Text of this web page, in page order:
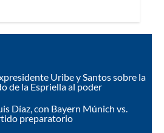
Uribe y Santos sobre la
de la Espriella al poder
Díaz, con Bayern Múnich vs.
preparatorio